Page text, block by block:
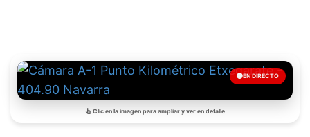
EN DIRECTO
Clic en la imagen para ampliar y ver en detalle